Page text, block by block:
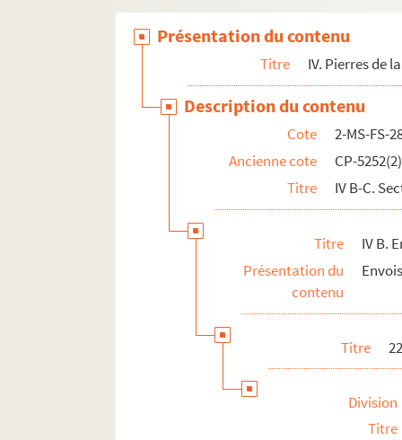
2-MS-FS-28-09. VII. Palloy aux armées
2-MS-FS-28-10. VIII. Palloy, mise en
2-MS-FS-28-11. IX. Correspondance
X. Œuvres de Palloy
2-MS-FS-28-15. XI. Requêtes et suppliques
Présentation du contenu
Titre IV. Pierres de
Description du contenu
Cote
2-MS-FS-
Ancienne cote
CP-5252(2)
Titre
IV B-C.
Titre
IV B.
Présentation du
contenu
Titre
Division
Titre